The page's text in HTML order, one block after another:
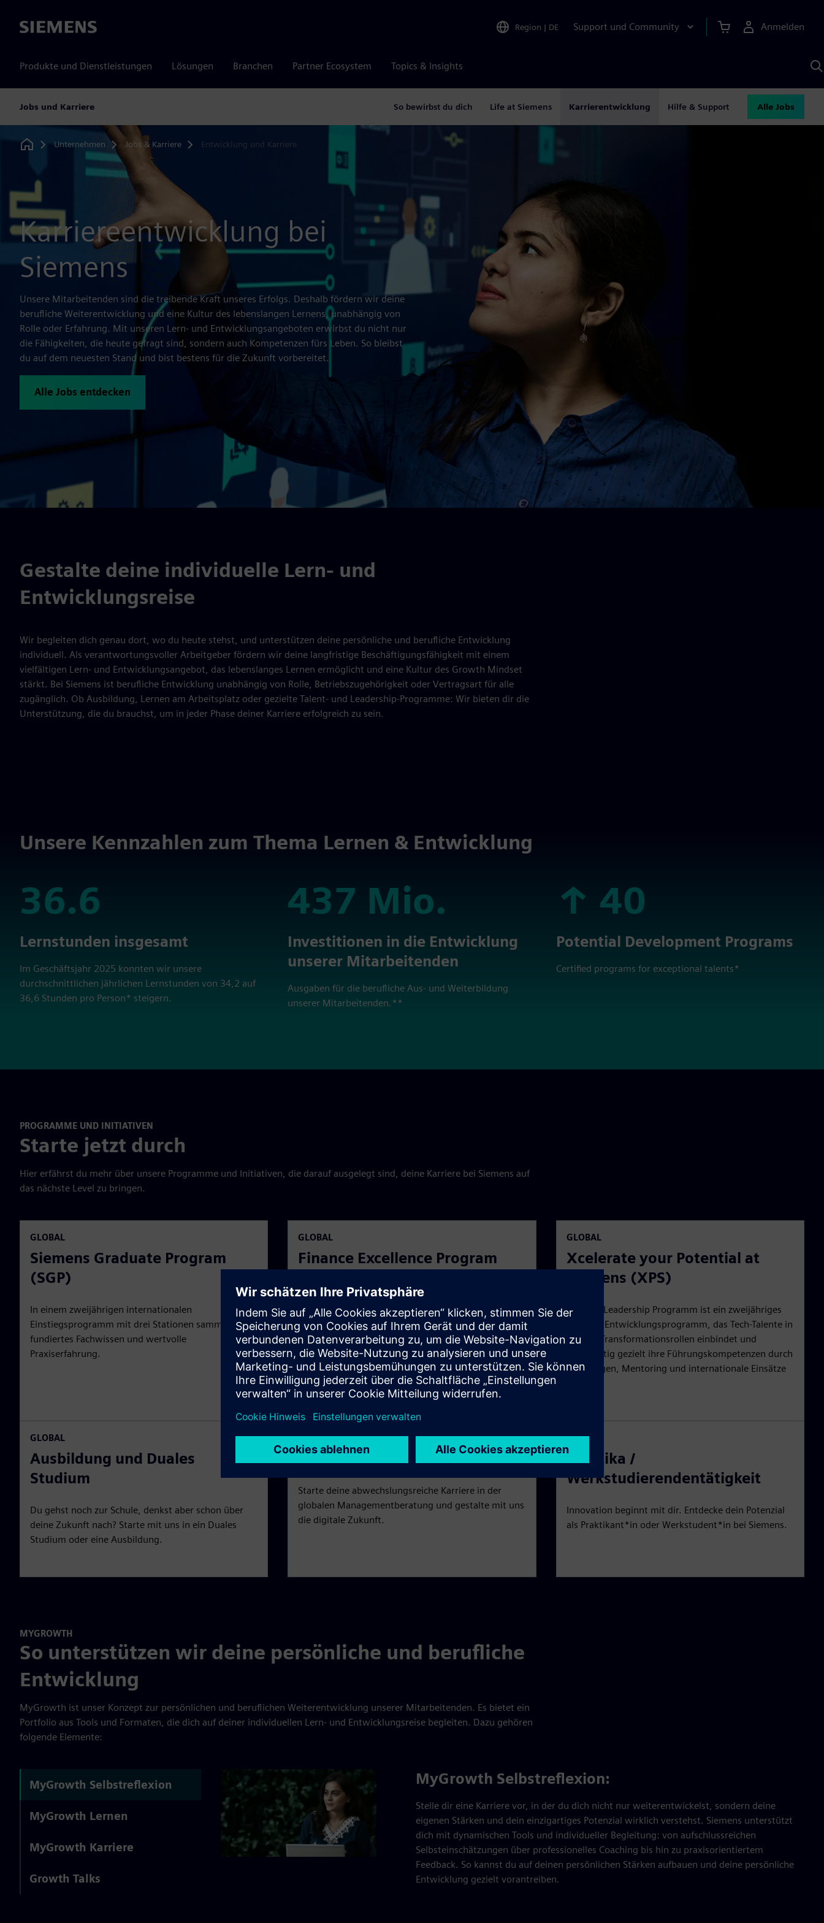
Siemens Region | DE Support und Community Anmelden
Produkte und Dienstleistungen Lösungen Branchen Partner Ecosystem Topics & Insights
KI
Jobs und Karriere So bewirbst du dich Life at Siemens Karrierentwicklung Hilfe & Support Alle Jobs
Home
Unternehmen Jobs & Karriere Entwicklung und Karriere
Karriereentwicklung bei
Siemens
Unsere Mitarbeitenden sind die treibende Kraft unseres Erfolgs. Deshalb fördern wir deine
berufliche Weiterentwicklung und eine Kultur des lebenslangen Lernens, unabhängig von
Rolle oder Erfahrung. Mit unseren Lern- und Entwicklungsangeboten erwirbst du nicht nur
die Fähigkeiten, die heute gefragt sind, sondern auch Kompetenzen fürs Leben. So bleibst
du auf dem neuesten Stand und bist bestens für die Zukunft vorbereitet.
Alle Jobs entdecken
Gestalte deine individuelle Lern- und
Entwicklungsreise
Wir begleiten dich genau dort, wo du heute stehst, und unterstützen deine persönliche und berufliche Entwicklung
individuell. Als verantwortungsvoller Arbeitgeber fördern wir deine langfristige Beschäftigungsfähigkeit mit einem
vielfältigen Lern- und Entwicklungsangebot, das lebenslanges Lernen ermöglicht und eine Kultur des Growth Mindset
stärkt. Bei Siemens ist berufliche Entwicklung unabhängig von Rolle, Betriebszugehörigkeit oder Vertragsart für alle
zugänglich. Ob Ausbildung, Lernen am Arbeitsplatz oder gezielte Talent- und Leadership-Programme: Wir bieten dir die
Unterstützung, die du brauchst, um in jeder Phase deiner Karriere erfolgreich zu sein.
Unsere Kennzahlen zum Thema Lernen & Entwicklung
36.6
36.6
Lernstunden insgesamt
Im Geschäftsjahr 2025 konnten wir unsere
durchschnittlichen jährlichen Lernstunden von 34,2 auf
36,6 Stunden pro Person* steigern.
437 Mio.
437 Mio.
Investitionen in die Entwicklung
unserer Mitarbeitenden
Ausgaben für die berufliche Aus- und Weiterbildung
unserer Mitarbeitenden.**
↑ 40
↑ 40
Potential Development Programs
Certified programs for exceptional talents*
PROGRAMME UND INITIATIVEN
Starte jetzt durch
Hier erfährst du mehr über unsere Programme und Initiativen, die darauf ausgelegt sind, deine Karriere bei Siemens auf
das nächste Level zu bringen.
GLOBAL
Siemens Graduate Program
(SGP)
In einem zweijährigen internationalen
Einstiegsprogramm mit drei Stationen sammelst du
fundiertes Fachwissen und wertvolle
Praxiserfahrung.
GLOBAL
Finance Excellence Program
In einem zweijährigen Programm mit drei Rotationen
bereiten wir talentierte und ambitionierte
Finanzexpert*innen auf eine erfolgreiche Karriere im
Finanzsektor vor.
GLOBAL
Xcelerate your Potential at
Siemens (XPS)
Das XPS Leadership Programm ist ein zweijähriges
globales Entwicklungsprogramm, das Tech-Talente in
Vollzeit-Transformationsrollen einbindet und
gleichzeitig gezielt ihre Führungskompetenzen durch
Schulungen, Mentoring und internationale Einsätze
GLOBAL
Ausbildung und Duales
Studium
Du gehst noch zur Schule, denkst aber schon über
deine Zukunft nach? Starte mit uns in ein Duales
Studium oder eine Ausbildung.
GLOBAL
Siemens Advanta Consulting
Starte deine abwechslungsreiche Karriere in der
globalen Managementberatung und gestalte mit uns
die digitale Zukunft.
GLOBAL
Praktika /
Werkstudierendentätigkeit
Innovation beginnt mit dir. Entdecke dein Potenzial
als Praktikant*in oder Werkstudent*in bei Siemens.
MYGROWTH
So unterstützen wir deine persönliche und berufliche
Entwicklung
MyGrowth ist unser Konzept zur persönlichen und beruflichen Weiterentwicklung unserer Mitarbeitenden. Es bietet ein
Portfolio aus Tools und Formaten, die dich auf deiner individuellen Lern- und Entwicklungsreise begleiten. Dazu gehören
folgende Elemente:
MyGrowth Selbstreflexion
MyGrowth Lernen
MyGrowth Karriere
Growth Talks
MyGrowth Selbstreflexion:
Stelle dir eine Karriere vor, in der du dich nicht nur weiterentwickelst, sondern deine
eigenen Stärken und dein einzigartiges Potenzial wirklich verstehst. Siemens unterstützt
dich mit dynamischen Tools und individueller Begleitung: von aufschlussreichen
Selbsteinschätzungen über professionelles Coaching bis hin zu praxisorientiertem
Feedback. So kannst du auf deinen persönlichen Stärken aufbauen und deine persönliche
Entwicklung gezielt vorantreiben.